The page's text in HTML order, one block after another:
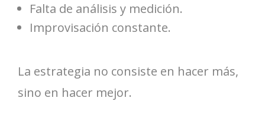
Falta de análisis y medición.
Improvisación constante.
La estrategia no consiste en hacer más,
sino en hacer mejor.